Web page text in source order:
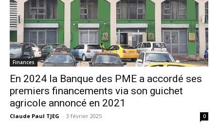
Finances
En 2024 la Banque des PME a accordé ses
premiers financements via son guichet
agricole annoncé en 2021
Claude Paul TJEG - 3 février 2025 0